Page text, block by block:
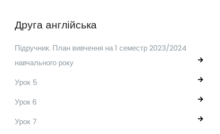
Друга англійська
Підручник. План вивчення на 1 семестр 2023/2024
навчального року
Урок 5
Урок 6
Урок 7